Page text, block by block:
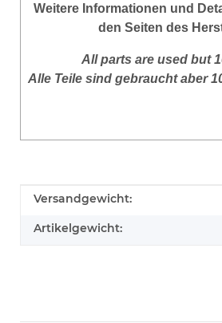
Weitere Informationen und
den Seiten des
All parts are used but
Alle Teile sind gebraucht aber
Produkteigenschaft
Wert
Versandgewicht:
Artikelgewicht: